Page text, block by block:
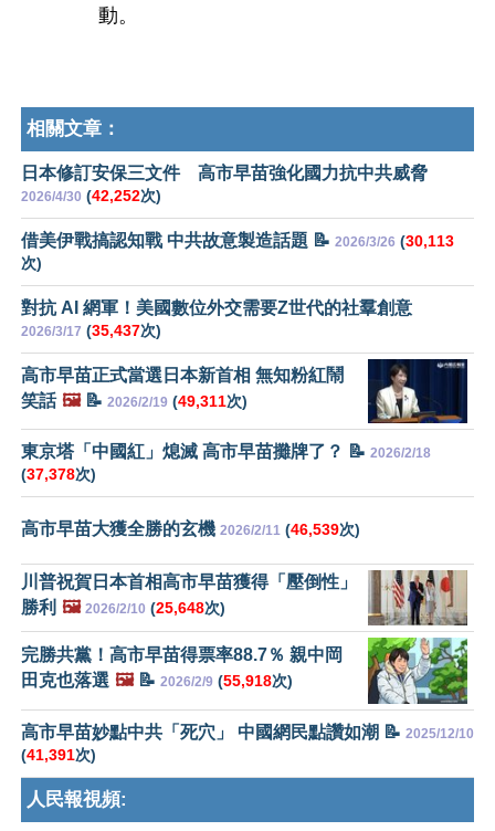
動。
相關文章：
日本修訂安保三文件 高市早苗強化國力抗中共威脅
2026/4/30 (42,252次)
借美伊戰搞認知戰 中共故意製造話題 📝 2026/3/26 (30,113
次)
對抗 AI 網軍！美國數位外交需要Z世代的社羣創意
2026/3/17 (35,437次)
高市早苗正式當選日本新首相 無知粉紅鬧
笑話 🖼️📝 2026/2/19 (49,311次)
東京塔「中國紅」熄滅 高市早苗攤牌了？ 📝 2026/2/18
(37,378次)
高市早苗大獲全勝的玄機 2026/2/11 (46,539次)
川普祝賀日本首相高市早苗獲得「壓倒性」
勝利 🖼️ 2026/2/10 (25,648次)
完勝共黨！高市早苗得票率88.7％ 親中岡
田克也落選 🖼️📝 2026/2/9 (55,918次)
高市早苗妙點中共「死穴」 中國網民點讚如潮 📝 2025/12/10
(41,391次)
人民報視頻: